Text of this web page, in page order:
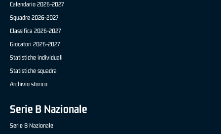
Calendario 2026-2027
Squadre 2026-2027
Classifica 2026-2027
Giocatori 2026-2027
Statistiche individuali
Statistiche squadra
Archivio storico
Serie B Nazionale
Serie B Nazionale